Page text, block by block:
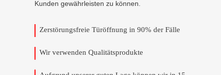
Kunden gewährleisten zu können.
Zerstörungsfreie Türöffnung in 90% der Fälle
Wir verwenden Qualitätsprodukte